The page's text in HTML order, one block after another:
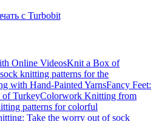
с Turbobit
Online VideosKnit a Box of
knitting patterns for the
with Hand-Painted YarnsFancy Feet:
of TurkeyColorwork Knitting from
patterns for colorful
Take the worry out of sock